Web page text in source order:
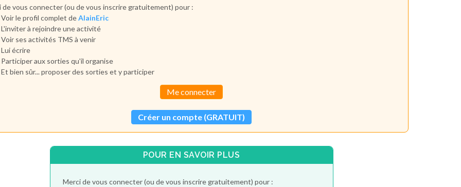
de vous connecter (ou de vous inscrire gratuitement) pour :
Voir le profil complet deAlainEric
L'inviter à rejoindre une activité
Voir ses activités TMS à venir
Lui écrire
Participer aux sorties qu'il organise
Et bien sûr... proposer des sorties et y participer
Me connecter
Créer un compte (GRATUIT)
POUR EN SAVOIR PLUS
Merci de vous connecter (ou de vous inscrire gratuitement) pour :